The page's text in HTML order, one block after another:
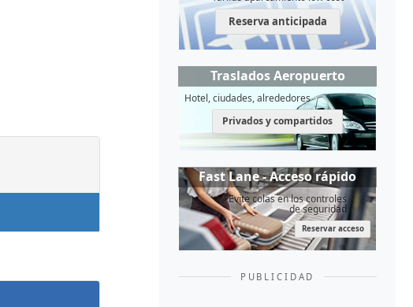
Reserva anticipada
Traslados Aeropuerto
Hotel, ciudades, alrededores
Privados y compartidos
Fast Lane - Acceso rápido
Evite colas en los controles
de seguridad
Reservar acceso
PUBLICIDAD